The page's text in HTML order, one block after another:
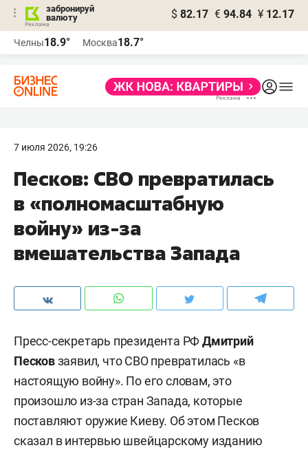
забронируй
валюту
$ 82.17 € 94.84 ¥ 12.17
Челны18.9° Москва18.7°
7 июля 2026, 19:26
Песков: СВО превратилась
в «полномасштабную
войну» из-за
вмешательства Запада
Пресс-секретарь президента РФДмитрий
Песковзаявил, что СВО превратилась «в
настоящую войну». По его словам, это
произошло из-за стран Запада, которые
поставляют оружие Киеву. Об этом Песков
сказал в интервью швейцарскому изданию